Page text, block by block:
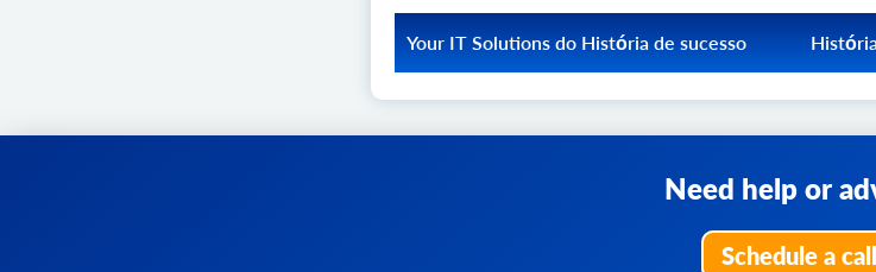
Your IT Solutions do História de sucesso
Descubra como a integração com mais de 70
Descubra
possibilidades
Read More
Need help or
Schedule a call